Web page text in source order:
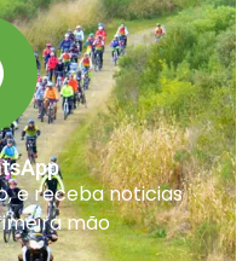
e receba noticias
mão